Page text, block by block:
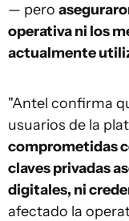
— pero
operativa ni los
actualmente
"Antel confirma
usuarios de la
comprometidas
claves privadas
digitales, ni
afectado la